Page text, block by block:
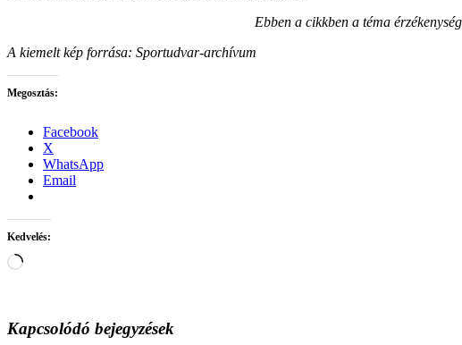
Ebben a cikkben a téma
A kiemelt kép forrása: Sportudvar-archívum
Megosztás:
Facebook
X
WhatsApp
Email
Kedvelés:
Loading…
Kapcsolódó bejegyzések